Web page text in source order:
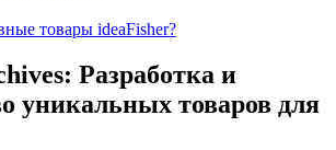
товары ideaFisher?
Разработка и
уникальных товаров для